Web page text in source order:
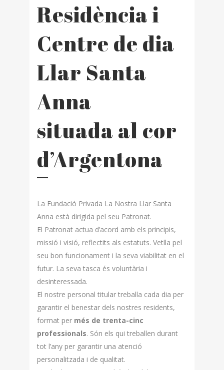
Residència i
Centre de dia
Llar Santa
Anna
situada al cor
d’Argentona
La Fundació Privada La Nostra Llar Santa
Anna està dirigida pel seu Patronat.
El Patronat actua d’acord amb els principis,
missió i visió, reflectits als estatuts. Vetlla pel
seu bon funcionament i la seva viabilitat en el
futur. La seva tasca és voluntària i
desinteressada.
El nostre personal titular treballa cada dia per
garantir el benestar dels nostres residents,
format per més de trenta-cinc
professionals. Són els qui treballen durant
tot l’any per garantir una atenció
personalitzada i de qualitat.